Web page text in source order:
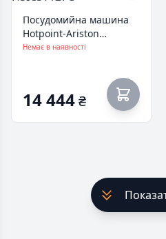
Посудомийна машина
Hotpoint-Ariston
HSIC3T127C
Немає в наявності
14 444₴